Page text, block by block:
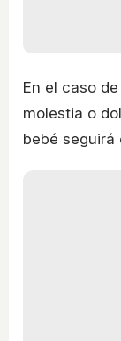
En el caso
molestia o
bebé seguirá